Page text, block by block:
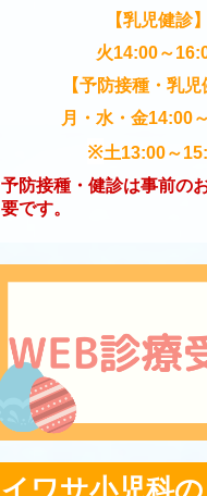
【乳児健診】
火14:00～
【予防接種・乳児
月・水・金14:00
※土13:00～
予防接種・健診は事前の
要です。
イワサ小児科